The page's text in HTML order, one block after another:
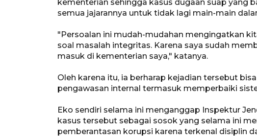
kementerian sehingga kasus dugaan suap yang
semua jajarannya untuk tidak lagi main-main
"Persoalan ini mudah-mudahan mengingatkan
soal masalah integritas. Karena saya sudah
masuk di kementerian saya," katanya.
Oleh karena itu, ia berharap kejadian tersebut
pengawasan internal termasuk memperbaiki
Eko sendiri selama ini menganggap Inspektur
kasus tersebut sebagai sosok yang selama ini
pemberantasan korupsi karena terkenal disiplin